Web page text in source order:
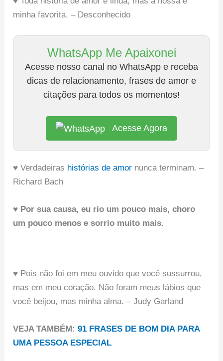
minha favorita. – Desconhecido
WhatsApp Me Apaixonei
Acesse nosso canal no WhatsApp e receba
dicas de relacionamento, frases de amor e
citações para todos os momentos!
Acesse Agora
♥ Verdadeiras histórias de amor nunca terminam. –
Richard Bach
♥ Por sua causa, eu rio um pouco mais, choro
um pouco menos e sorrio muito mais.
♥ Pois não foi em meu ouvido que você sussurrou,
mas em meu coração. Não foram meus lábios que
você beijou, mas minha alma. – Judy Garland
VEJA TAMBÉM:91 FRASES DE BOM DIA PARA
UMA PESSOA ESPECIAL